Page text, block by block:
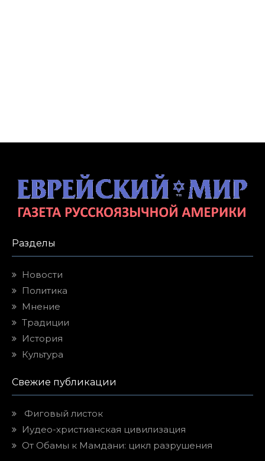
Разделы
Новости
Политика
Мнение
Традиции
История
Культура
Свежие публикации
Фиговый листок
Иудео-христианская цивилизация
От Обамы к Мамдани: цикл разрушения